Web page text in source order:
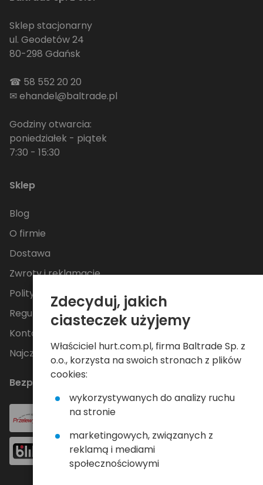
Sklep stacjonarny
ul. Geodetów 24
80-298 Gdańsk
☎ 58 552 20 20
✉ehandel@baltrade.pl
Godziny otwarcia:
poniedziałek - piątek
7:30 - 15:30
Sklep
Blog
O firmie
Dostawa
Zwroty i reklamacje
Polityka Prywatności
Regulamin
Kontakt
Najczęściej zadawane pytania
Bezpieczne płatności
Zdecyduj, jakich
ciasteczek użyjemy
Właściciel hurt.com.pl, firma Baltrade Sp. z
o.o., korzysta na swoich stronach z plików
cookies:
wykorzystywanych do analizy ruchu
na stronie
marketingowych, związanych z
reklamą i mediami
społecznościowymi